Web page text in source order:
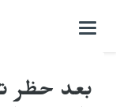
التحكم
بعد حظر